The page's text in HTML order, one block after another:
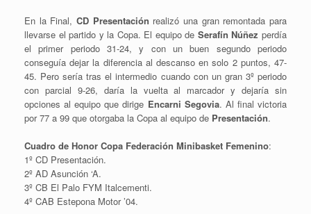
En la Final, CD Presentación realizó una gran remontada para
llevarse el partido y la Copa. El equipo de Serafín Núñez perdía
el primer periodo 31-24, y con un buen segundo periodo
conseguía dejar la diferencia al descanso en solo 2 puntos, 47-
45. Pero sería tras el intermedio cuando con un gran 3º periodo
con parcial 9-26, daría la vuelta al marcador y dejaría sin
opciones al equipo que dirige Encarni Segovia. Al final victoria
por 77 a 99 que otorgaba la Copa al equipo de Presentación.
Cuadro de Honor Copa Federación Minibasket Femenino:
1º CD Presentación.
2º AD Asunción ‘A.
3º CB El Palo FYM Italcementi.
4º CAB Estepona Motor ’04.